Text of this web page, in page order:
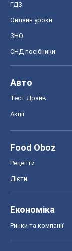
ГДЗ
Онлайн уроки
ЗНО
СНД посібники
Авто
Тест Драйв
Акції
Food Oboz
Рецепти
Дієти
Економіка
Ринки та компанії